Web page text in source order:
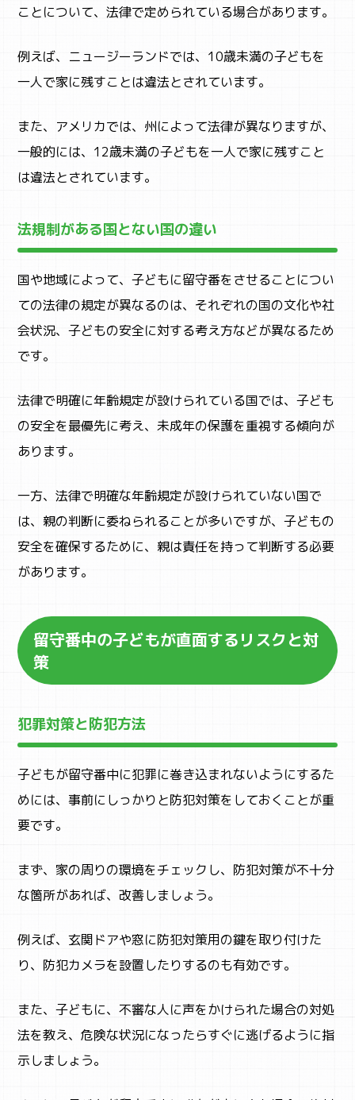
キャンプ・自然体験
CAMP
子育て
STUDY
ことについて、法律で定められている場合があります。
例えば、ニュージーランドでは、10歳未満の子どもを
一人で家に残すことは違法とされています。
また、アメリカでは、州によって法律が異なりますが、
一般的には、12歳未満の子どもを一人で家に残すこと
は違法とされています。
法規制がある国とない国の違い
国や地域によって、子どもに留守番をさせることについ
ての法律の規定が異なるのは、それぞれの国の文化や社
会状況、子どもの安全に対する考え方などが異なるため
です。
法律で明確に年齢規定が設けられている国では、子ども
の安全を最優先に考え、未成年の保護を重視する傾向が
あります。
一方、法律で明確な年齢規定が設けられていない国で
は、親の判断に委ねられることが多いですが、子どもの
安全を確保するために、親は責任を持って判断する必要
があります。
留守番中の子どもが直面するリスクと対
策
犯罪対策と防犯方法
子どもが留守番中に犯罪に巻き込まれないようにするた
めには、事前にしっかりと防犯対策をしておくことが重
要です。
まず、家の周りの環境をチェックし、防犯対策が不十分
な箇所があれば、改善しましょう。
例えば、玄関ドアや窓に防犯対策用の鍵を取り付けた
り、防犯カメラを設置したりするのも有効です。
また、子どもに、不審な人に声をかけられた場合の対処
法を教え、危険な状況になったらすぐに逃げるように指
示しましょう。